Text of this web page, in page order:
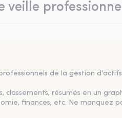
veille
de la gestion
classements, résumés en un
finances, etc. Ne manquez